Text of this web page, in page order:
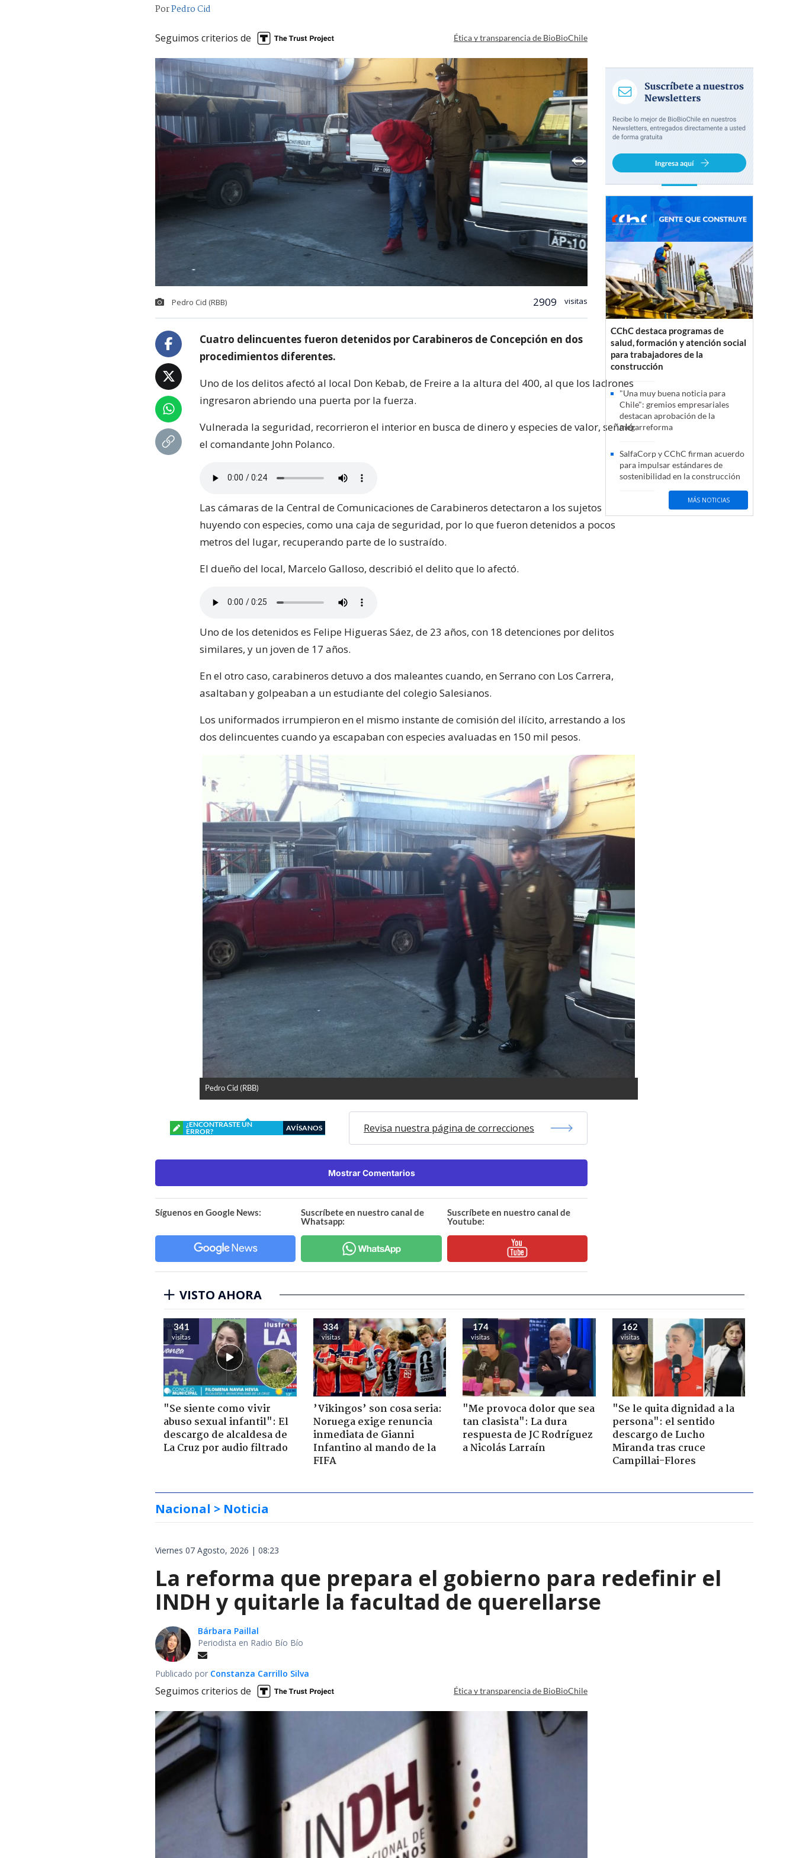
PorPedro Cid
Seguimos criterios de Ética y transparencia de BioBioChile
Pedro Cid (RBB) 2909 visitas
Cuatro delincuentes fueron detenidos por Carabineros de Concepción en dos
procedimientos diferentes.
Uno de los delitos afectó al local Don Kebab, de Freire a la altura del 400, al que los ladrones
ingresaron abriendo una puerta por la fuerza.
Vulnerada la seguridad, recorrieron el interior en busca de dinero y especies de valor, señaló
el comandante John Polanco.
Las cámaras de la Central de Comunicaciones de Carabineros detectaron a los sujetos
huyendo con especies, como una caja de seguridad, por lo que fueron detenidos a pocos
metros del lugar, recuperando parte de lo sustraído.
El dueño del local, Marcelo Galloso, describió el delito que lo afectó.
Uno de los detenidos es Felipe Higueras Sáez, de 23 años, con 18 detenciones por delitos
similares, y un joven de 17 años.
En el otro caso, carabineros detuvo a dos maleantes cuando, en Serrano con Los Carrera,
asaltaban y golpeaban a un estudiante del colegio Salesianos.
Los uniformados irrumpieron en el mismo instante de comisión del ilícito, arrestando a los
dos delincuentes cuando ya escapaban con especies avaluadas en 150 mil pesos.
Pedro Cid (RBB)
¿ENCONTRASTE UN
ERROR?
AVÍSANOS Revisa nuestra página de correcciones
Mostrar Comentarios
Síguenos en Google News:
Suscríbete en nuestro canal de
Whatsapp:
Suscríbete en nuestro canal de
Youtube:
CChC destaca programas de
salud, formación y atención social
para trabajadores de la
construcción
"Una muy buena noticia para
Chile": gremios empresariales
destacan aprobación de la
megarreforma
SalfaCorp y CChC firman acuerdo
para impulsar estándares de
sostenibilidad en la construcción
MÁS NOTICIAS
VISTO AHORA
341
visitas
"Se siente como vivir
abuso sexual infantil": El
descargo de alcaldesa de
La Cruz por audio filtrado
334
visitas
’Vikingos’ son cosa seria:
Noruega exige renuncia
inmediata de Gianni
Infantino al mando de la
FIFA
174
visitas
"Me provoca dolor que sea
tan clasista": La dura
respuesta de JC Rodríguez
a Nicolás Larraín
162
visitas
"Se le quita dignidad a la
persona": el sentido
descargo de Lucho
Miranda tras cruce
Campillai-Flores
Nacional > Noticia
Viernes 07 Agosto, 2026 | 08:23
La reforma que prepara el gobierno para redefinir el
INDH y quitarle la facultad de querellarse
Bárbara Paillal
Periodista en Radio Bío Bío
Publicado por Constanza Carrillo Silva
Seguimos criterios de Ética y transparencia de BioBioChile